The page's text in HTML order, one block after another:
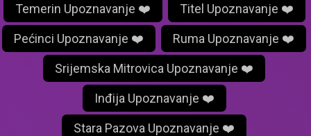
Temerin Upoznavanje ❤️ Titel Upoznavanje ❤️
Pećinci Upoznavanje ❤️ Ruma Upoznavanje ❤️
Srijemska Mitrovica Upoznavanje ❤️
Inđija Upoznavanje ❤️
Stara Pazova Upoznavanje ❤️